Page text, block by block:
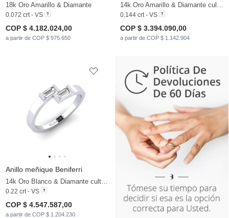
18k Oro Amarillo & Diamante
0.072 crt - VS
COP $ 4.182.024,00
a partir de COP $ 975.650
0.144 crt - VS
COP $ 3.394.090,00
a partir de COP $ 1.142.904
Anillo meñique Beniferri
0.22 crt - VS
COP $ 4.547.587,00
a partir de COP $ 1.204.230